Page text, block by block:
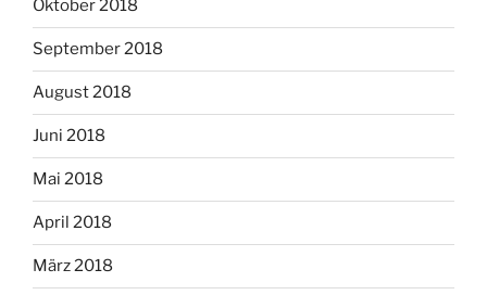
Oktober 2018
September 2018
August 2018
Juni 2018
Mai 2018
April 2018
März 2018